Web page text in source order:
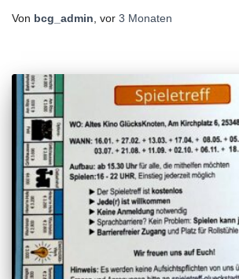
Von bcg_admin , vor 3 Monaten